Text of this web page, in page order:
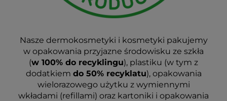
Nasze dermokosmetyki i kosmetyki pakujemy
w opakowania przyjazne środowisku ze szkła
(w 100% do recyklingu), plastiku (w tym z
dodatkiem do 50% recyklatu), opakowania
wielorazowego użytku z wymiennymi
wkładami (refillami) oraz kartoniki i opakowania